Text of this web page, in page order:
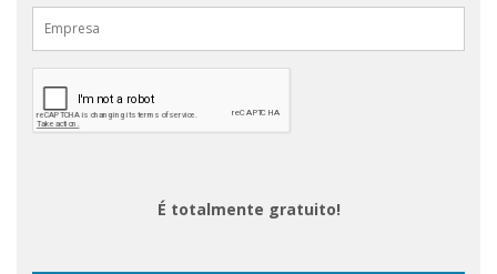
É totalmente gratuito!